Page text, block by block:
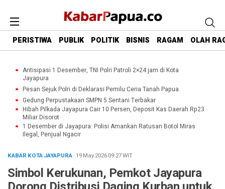
PERISTIWA PUBLIK POLITIK BISNIS RAGAM OLAH
Antisipasi 1 Desember, TNI Polri Patroli 2×24 jam di Kota
Jayapura
Pesan Sejuk Polri di Deklarasi Pemilu Ceria Tanah Papua
Gedung Perpustakaan SMPN 5 Sentani Terbakar
Hibah Pilkada Jayapura Cair 10 Persen, Deposit Kas Daerah Rp23
Miliar Disorot
1 Desember di Jayapura: Polisi Amankan Ratusan Botol Miras
Ilegal, Penjual Ngacir
KABAR KOTA JAYAPURA· 19 May 202609:27WIT
Simbol Kerukunan, Pemkot Jayapura